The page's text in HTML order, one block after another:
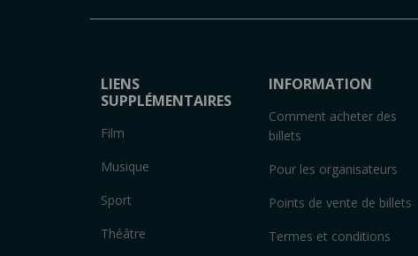
LIENS
SUPPLÉMENTAIRES
Film
Musique
Sport
Théâtre
INFORMATION
Comment acheter des
billets
Pour les organisateurs
Points de vente de billets
Termes et conditions